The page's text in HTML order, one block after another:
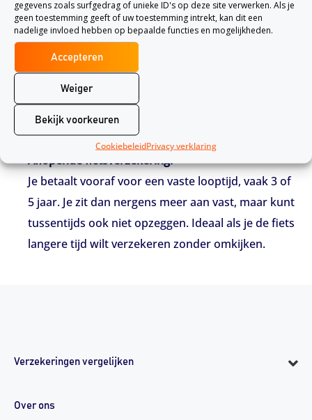
gegevens zoals surfgedrag of unieke ID's op deze site verwerken. Als je
geen toestemming geeft of uw toestemming intrekt, kan dit een
nadelige invloed hebben op bepaalde functies en mogelijkheden.
Accepteren
Weiger
Bekijk voorkeuren
CookiebeleidPrivacy verklaring
Wat is het verschil tussen doorlopend en aflop
end?
Doorlopende fietsverzekering:
Je betaalt een maandelijkse premie en kunt meesta
l na het eerste jaar maandelijks opzeggen. Deze op
tie is flexibel en geschikt als je niet zeker weet hoe l
ang je de fiets gebruikt.
Aflopende fietsverzekering:
Je betaalt vooraf voor een vaste looptijd, vaak 3 of
5 jaar. Je zit dan nergens meer aan vast, maar kunt
tussentijds ook niet opzeggen. Ideaal als je de fiets
langere tijd wilt verzekeren zonder omkijken.
Verzekeringen vergelijken
Over ons